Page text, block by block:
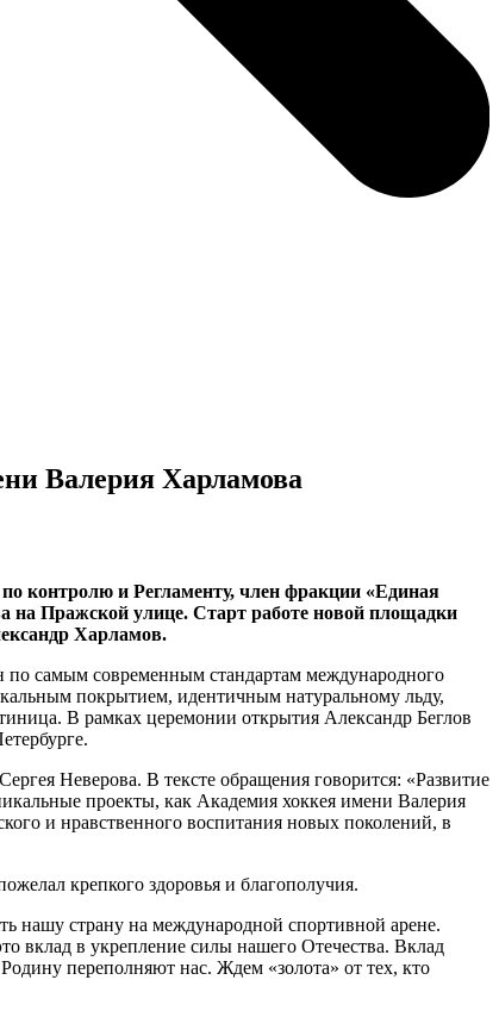
Валерия Харламова
контролю и Регламенту, член фракции «Единая
на Пражской улице. Старт работе новой площадки
Харламов.
по самым современным стандартам международного
покрытием, идентичным натуральному льду,
В рамках церемонии открытия Александр Беглов
Неверова. В тексте обращения говорится: «Развитие
проекты, как Академия хоккея имени Валерия
и нравственного воспитания новых поколений, в
крепкого здоровья и благополучия.
нашу страну на международной спортивной арене.
вклад в укрепление силы нашего Отечества. Вклад
переполняют нас. Ждем «золота» от тех, кто